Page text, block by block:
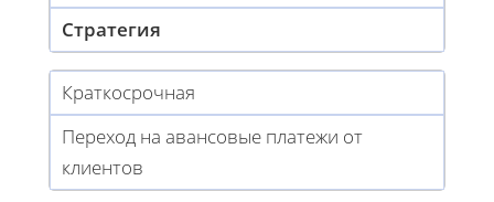
Стратегия
Краткосрочная
Переход на авансовые платежи от
клиентов